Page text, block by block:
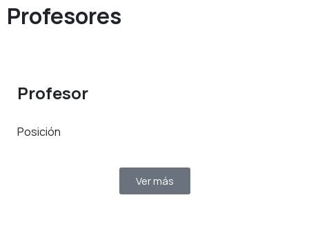
Profesores
Profesor
Posición
Ver más